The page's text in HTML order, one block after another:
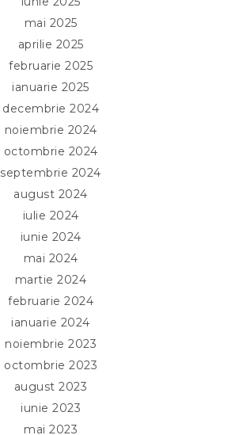
mai 2025
aprilie 2025
februarie 2025
ianuarie 2025
decembrie 2024
noiembrie 2024
octombrie 2024
septembrie 2024
august 2024
iulie 2024
iunie 2024
mai 2024
martie 2024
februarie 2024
ianuarie 2024
noiembrie 2023
octombrie 2023
august 2023
iunie 2023
mai 2023